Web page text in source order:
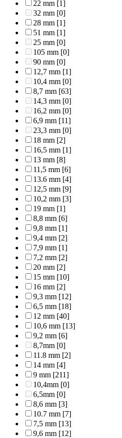
22 mm [1]
32 mm [0]
28 mm [1]
51 mm [1]
25 mm [0]
105 mm [0]
90 mm [0]
12,7 mm [1]
10,4 mm [0]
8,7 mm [63]
14,3 mm [0]
16,2 mm [0]
6,9 mm [11]
23,3 mm [0]
18 mm [2]
16,5 mm [1]
13 mm [8]
11,5 mm [6]
13.6 mm [4]
12,5 mm [9]
10,2 mm [3]
19 mm [1]
8,8 mm [6]
9,8 mm [1]
9,4 mm [2]
7,9 mm [1]
7,2 mm [2]
20 mm [2]
15 mm [10]
16 mm [2]
9,3 mm [12]
6,5 mm [18]
12 mm [40]
10,6 mm [13]
9,2 mm [6]
8,7mm [0]
11.8 mm [2]
14 mm [4]
9 mm [211]
10,4mm [0]
6,5mm [0]
8,6 mm [3]
10.7 mm [7]
7,5 mm [13]
9,6 mm [12]